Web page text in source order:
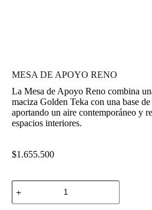
MESA DE APOYO RENO
La Mesa de Apoyo Reno combina
maciza Golden Teka con una base
aportando un aire contemporáneo y
espacios interiores.
$1.655.500
MESA
DE
APOYO